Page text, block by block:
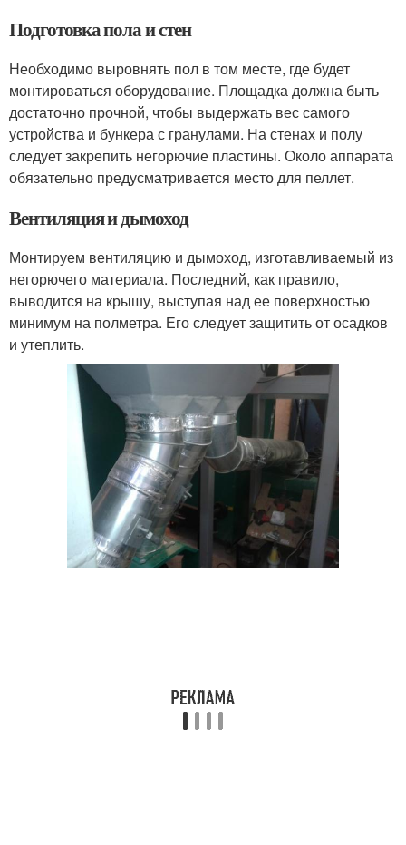
Подготовка пола и стен
Необходимо выровнять пол в том месте, где будет
монтироваться оборудование. Площадка должна быть
достаточно прочной, чтобы выдержать вес самого
устройства и бункера с гранулами. На стенах и полу
следует закрепить негорючие пластины. Около аппарата
обязательно предусматривается место для пеллет.
Вентиляция и дымоход
Монтируем вентиляцию и дымоход, изготавливаемый из
негорючего материала. Последний, как правило,
выводится на крышу, выступая над ее поверхностью
минимум на полметра. Его следует защитить от осадков
и утеплить.